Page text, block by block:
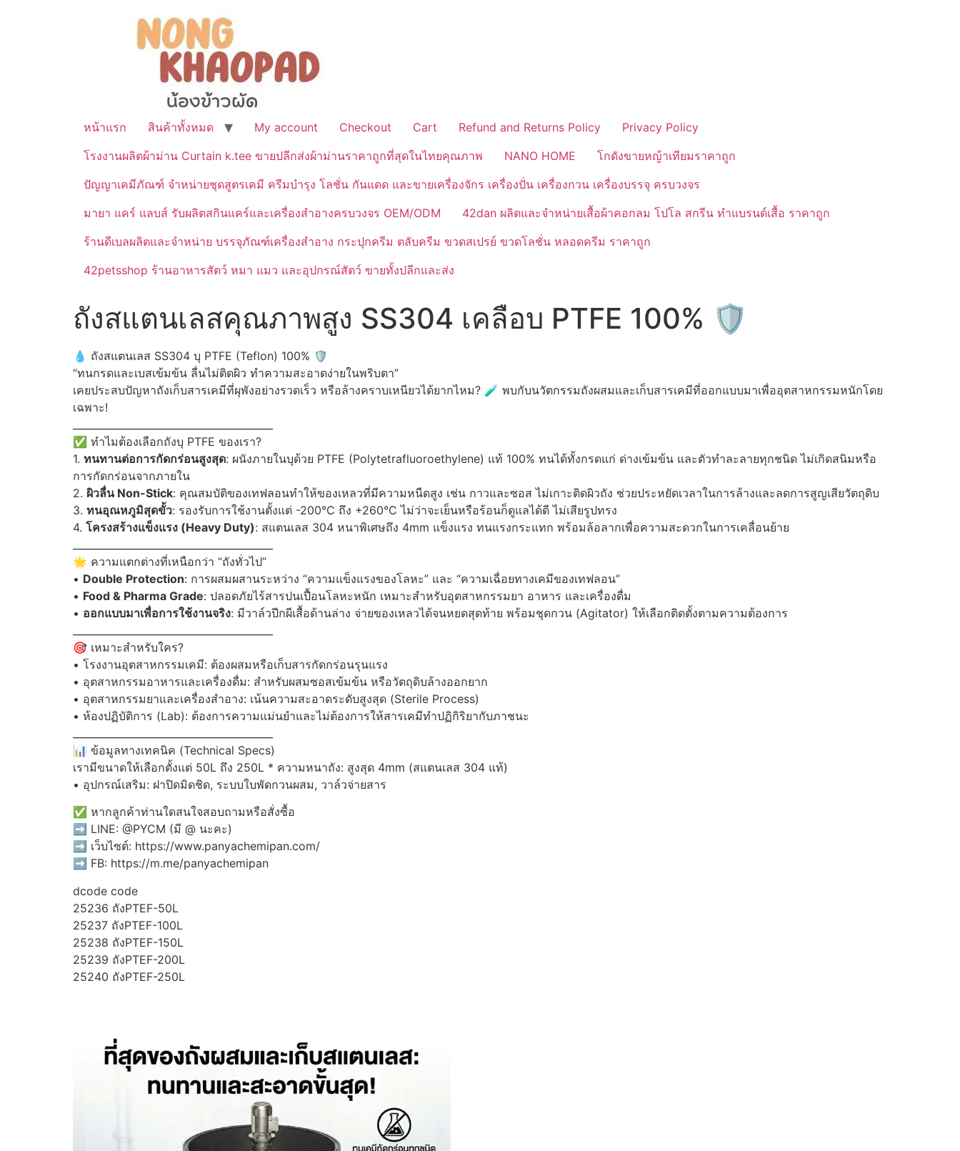
หน้าแรก สินค้าทั้งหมด My account Checkout Cart Refund and Returns Policy
Privacy Policy
โรงงานผลิตผ้าม่าน Curtain k.tee ขายปลีกส่งผ้าม่านราคาถูกที่สุดในไทยคุณภาพ
NANO HOME
โกดังขายหญ้าเทียมราคาถูก
ปัญญาเคมีภัณฑ์ จำหน่ายชุดสูตรเคมี ครีมบำรุง โลชั่น กันแดด และขายเครื่องจักร เครื่องปั่น เครื่องกวน เครื่องบรรจุ ครบวงจร
มายา แคร์ แลบส์ รับผลิตสกินแคร์และเครื่องสำอางครบวงจร OEM/ODM
42dan ผลิตและจำหน่ายเสื้อผ้าคอกลม โปโล สกรีน ทำแบรนด์เสื้อ ราคาถูก
ร้านดีเบลผลิตและจำหน่าย บรรจุภัณฑ์เครื่องสำอาง กระปุกครีม ตลับครีม ขวดสเปรย์ ขวดโลชั่น หลอดครีม ราคาถูก
42petsshop ร้านอาหารสัตว์ หมา แมว และอุปกรณ์สัตว์ ขายทั้งปลีกและส่ง
ถังสแตนเลสคุณภาพสูง SS304 เคลือบ PTFE 100% 🛡️
💧 ถังสแตนเลส SS304 บุ PTFE (Teflon) 100% 🛡️
“ทนกรดและเบสเข้มข้น ลื่นไม่ติดผิว ทำความสะอาดง่ายในพริบตา”
เคยประสบปัญหาถังเก็บสารเคมีที่ผุพังอย่างรวดเร็ว หรือล้างคราบเหนียวได้ยากไหม? 🧪 พบกับนวัตกรรมถังผสมและเก็บสารเคมีที่ออกแบบมาเพื่ออุตสาหกรรมหนักโดย
เฉพาะ!
✅ ทำไมต้องเลือกถังบุ PTFE ของเรา?
1. ทนทานต่อการกัดกร่อนสูงสุด: ผนังภายในบุด้วย PTFE (Polytetrafluoroethylene) แท้ 100% ทนได้ทั้งกรดแก่ ด่างเข้มข้น และตัวทำละลายทุกชนิด ไม่เกิดสนิมหรือ
การกัดกร่อนจากภายใน
2. ผิวลื่น Non-Stick: คุณสมบัติของเทฟลอนทำให้ของเหลวที่มีความหนืดสูง เช่น กาวและซอส ไม่เกาะติดผิวถัง ช่วยประหยัดเวลาในการล้างและลดการสูญเสียวัตถุดิบ
3. ทนอุณหภูมิสุดขั้ว: รองรับการใช้งานตั้งแต่ -200°C ถึง +260°C ไม่ว่าจะเย็นหรือร้อนก็ดูแลได้ดี ไม่เสียรูปทรง
4. โครงสร้างแข็งแรง (Heavy Duty): สแตนเลส 304 หนาพิเศษถึง 4mm แข็งแรง ทนแรงกระแทก พร้อมล้อลากเพื่อความสะดวกในการเคลื่อนย้าย
🌟 ความแตกต่างที่เหนือกว่า “ถังทั่วไป”
• Double Protection: การผสมผสานระหว่าง “ความแข็งแรงของโลหะ” และ “ความเฉื่อยทางเคมีของเทฟลอน”
• Food & Pharma Grade: ปลอดภัยไร้สารปนเปื้อนโลหะหนัก เหมาะสำหรับอุตสาหกรรมยา อาหาร และเครื่องดื่ม
• ออกแบบมาเพื่อการใช้งานจริง: มีวาล์วปีกผีเสื้อด้านล่าง จ่ายของเหลวได้จนหยดสุดท้าย พร้อมชุดกวน (Agitator) ให้เลือกติดตั้งตามความต้องการ
🎯 เหมาะสำหรับใคร?
• โรงงานอุตสาหกรรมเคมี: ต้องผสมหรือเก็บสารกัดกร่อนรุนแรง
• อุตสาหกรรมอาหารและเครื่องดื่ม: สำหรับผสมซอสเข้มข้น หรือวัตถุดิบล้างออกยาก
• อุตสาหกรรมยาและเครื่องสำอาง: เน้นความสะอาดระดับสูงสุด (Sterile Process)
• ห้องปฏิบัติการ (Lab): ต้องการความแม่นยำและไม่ต้องการให้สารเคมีทำปฏิกิริยากับภาชนะ
📊 ข้อมูลทางเทคนิค (Technical Specs)
เรามีขนาดให้เลือกตั้งแต่ 50L ถึง 250L * ความหนาถัง: สูงสุด 4mm (สแตนเลส 304 แท้)
• อุปกรณ์เสริม: ฝาปิดมิดชิด, ระบบใบพัดกวนผสม, วาล์วจ่ายสาร
✅ หากลูกค้าท่านใดสนใจสอบถามหรือสั่งซื้อ
➡️ LINE: @PYCM (มี @ นะคะ)
➡️ เว็บไซต์: https://www.panyachemipan.com/
➡️ FB: https://m.me/panyachemipan
dcode code
25236 ถังPTEF-50L
25237 ถังPTEF-100L
25238 ถังPTEF-150L
25239 ถังPTEF-200L
25240 ถังPTEF-250L